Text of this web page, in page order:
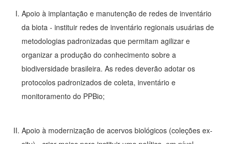
Apoio à implantação e manutenção de redes de inventário
da biota - instituir redes de inventário regionais usuárias de
metodologias padronizadas que permitam agilizar e
organizar a produção do conhecimento sobre a
biodiversidade brasileira. As redes deverão adotar os
protocolos padronizados de coleta, inventário e
monitoramento do PPBio;
Apoio à modernização de acervos biológicos (coleções ex-